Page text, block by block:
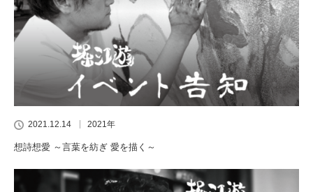
2021.12.14 2021年
想詩想愛 ～言葉を紡ぎ 愛を描く～